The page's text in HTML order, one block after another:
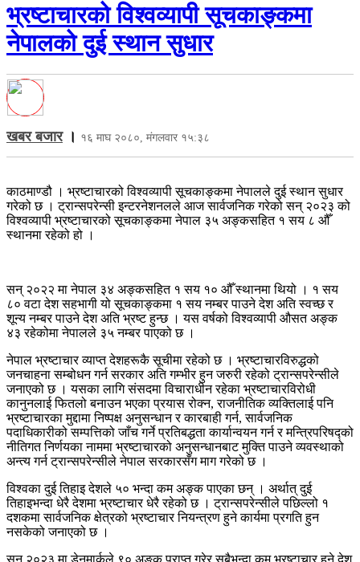
भ्रष्टाचारको विश्वव्यापी सूचकाङ्कमा
नेपालको दुई स्थान सुधार
खबर बजार। १६ माघ २०८०, मंगलवार १५:३८
काठमाण्डौ । भ्रष्टाचारको विश्वव्यापी सूचकाङ्कमा नेपालले दुई स्थान सुधार
गरेको छ । ट्रान्सपरेन्सी इन्टरनेशनलले आज सार्वजनिक गरेको सन् २०२३ को
विश्वव्यापी भ्रष्टाचारको सूचकाङ्कमा नेपाल ३५ अङ्कसहित १ सय ८ औँ
स्थानमा रहेको हो ।
सन् २०२२ मा नेपाल ३४ अङ्कसहित १ सय १० औँ स्थानमा थियो । १ सय
८० वटा देश सहभागी यो सूचकाङ्कमा १ सय नम्बर पाउने देश अति स्वच्छ र
शून्य नम्बर पाउने देश अति भ्रष्ट हुन्छ । यस वर्षको विश्वव्यापी औसत अङ्क
४३ रहेकोमा नेपालले ३५ नम्बर पाएको छ ।
नेपाल भ्रष्टाचार व्याप्त देशहरूकै सूचीमा रहेको छ । भ्रष्टाचारविरुद्धको
जनचाहना सम्बोधन गर्न सरकार अति गम्भीर हुन जरुरी रहेको ट्रान्सपरेन्सीले
जनाएको छ । यसका लागि संसदमा विचाराधीन रहेका भ्रष्टाचारविरोधी
कानुनलाई फितलो बनाउन भएका प्रयास रोक्न, राजनीतिक व्यक्तिलाई पनि
भ्रष्टाचारका मुद्दामा निष्पक्ष अनुसन्धान र कारबाही गर्न, सार्वजनिक
पदाधिकारीको सम्पत्तिको जाँच गर्ने प्रतिबद्धता कार्यान्वयन गर्न र मन्त्रिपरिषद्को
नीतिगत निर्णयका नाममा भ्रष्टाचारको अनुसन्धानबाट मुक्ति पाउने व्यवस्थाको
अन्त्य गर्न ट्रान्सपरेन्सीले नेपाल सरकारसँग माग गरेको छ ।
विश्वका दुई तिहाइ देशले ५० भन्दा कम अङ्क पाएका छन् । अर्थात् दुई
तिहाइभन्दा धेरै देशमा भ्रष्टाचार धेरै रहेको छ । ट्रान्सपरेन्सीले पछिल्लो १
दशकमा सार्वजनिक क्षेत्रको भ्रष्टाचार नियन्त्रण हुने कार्यमा प्रगति हुन
नसकेको जनाएको छ ।
सन् २०२३ मा डेनमार्कले ९० अङ्क प्राप्त गरेर सबैभन्दा कम भ्रष्टाचार हुने देश